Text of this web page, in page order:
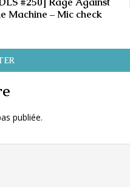
Machine – Mic check
publiée.